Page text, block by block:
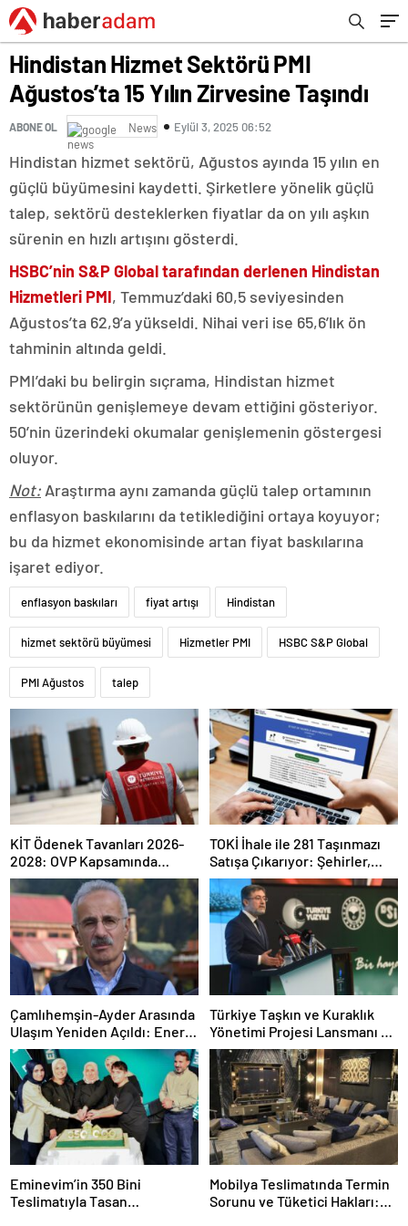
Hindistan Hizmet Sektörü PMI
Ağustos’ta 15 Yılın Zirvesine Taşındı
ABONE OL News Eylül 3, 2025 06:52
Hindistan hizmet sektörü, Ağustos ayında 15 yılın en
güçlü büyümesini kaydetti. Şirketlere yönelik güçlü
talep, sektörü desteklerken fiyatlar da on yılı aşkın
sürenin en hızlı artışını gösterdi.
HSBC’nin S&P Global tarafından derlenen Hindistan
Hizmetleri PMI, Temmuz’daki 60,5 seviyesinden
Ağustos’ta 62,9’a yükseldi. Nihai veri ise 65,6’lık ön
tahminin altında geldi.
PMI’daki bu belirgin sıçrama, Hindistan hizmet
sektörünün genişlemeye devam ettiğini gösteriyor.
50’nin üzerindeki okumalar genişlemenin göstergesi
oluyor.
Not: Araştırma aynı zamanda güçlü talep ortamının
enflasyon baskılarını da tetiklediğini ortaya koyuyor;
bu da hizmet ekonomisinde artan fiyat baskılarına
işaret ediyor.
enflasyon baskıları fiyat artışı Hindistan
hizmet sektörü büyümesi Hizmetler PMI HSBC S&P Global
PMI Ağustos talep
KİT Ödenek Tavanları 2026-
2028: OVP Kapsamında
Dağılım ve Kilit Ücretler
TOKİ İhale ile 281 Taşınmazı
Satışa Çıkarıyor: Şehirler,
Şartlar ve Zamanlama
Çamlıhemşin-Ayder Arasında
Ulaşım Yeniden Açıldı: Enerji
ve Tahliye Süreci Güncellendi
Türkiye Taşkın ve Kuraklık
Yönetimi Projesi Lansmanı ve
Taşkın Uyarı Sistemleri
Genişlemesi
Eminevim’in 350 Bini
Teslimatıyla Tasan
Mobilya Teslimatında Termin
Sorunu ve Tüketici Hakları: